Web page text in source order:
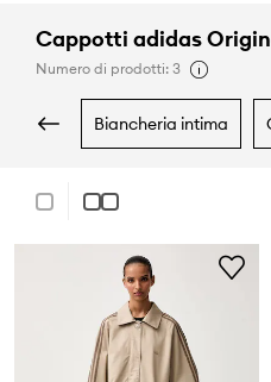
Cappotti adidas
Numero di prodotti: 3
biancheria intima